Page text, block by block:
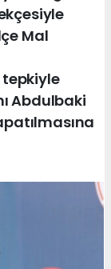
Mal
tepkiyle
Abdulbaki